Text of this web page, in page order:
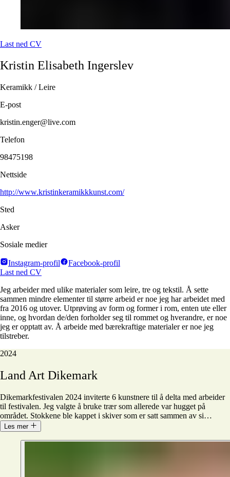
Last ned CV
Kristin Elisabeth Ingerslev
Keramikk / Leire
E-post
kristin.enger@live.com
Telefon
98475198
Nettside
http://www.kristinkeramikkkunst.com/
Sted
Asker
Sosiale medier
Instagram-profil
Facebook-profil
Last ned CV
Jeg arbeider med ulike materialer som leire, tre og tekstil. Å sette
sammen mindre elementer til større arbeid er noe jeg har arbeidet med
fra 2016 og utover. Utprøving av form og former i rom, enten ute eller
inne, og hvordan de/den forholder seg til rommet og hverandre, er noe
jeg er opptatt av. Å arbeide med bærekraftige materialer er noe jeg
tilstreber.
2024
LandArt Dikemark
Dikemarkfestivalen 2024 inviterte 6 kunstnere til å delta med arbeider
til festivalen. Jeg valgte å bruke trær som allerede var hugget på
området. Stokkene ble kappet i skiver som er satt sammen av si…
Les mer